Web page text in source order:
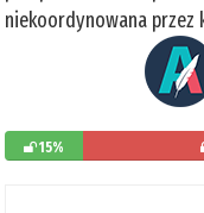
niekoordynowana przez
15%